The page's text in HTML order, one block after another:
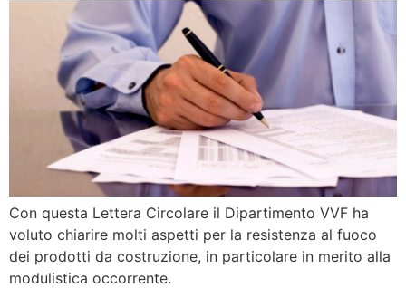
Con questa Lettera Circolare il Dipartimento VVF ha
voluto chiarire molti aspetti per la resistenza al fuoco
dei prodotti da costruzione, in particolare in merito alla
modulistica occorrente.